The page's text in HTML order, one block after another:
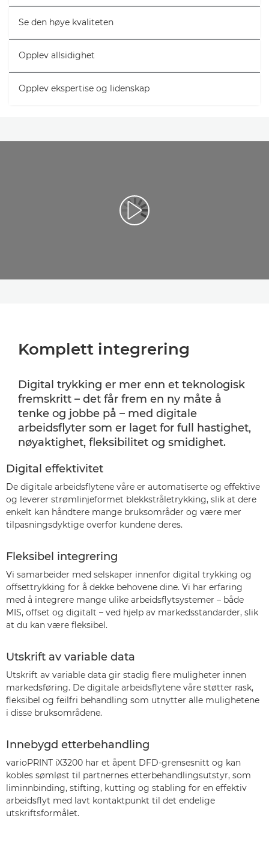
Se den høye kvaliteten
Opplev allsidighet
Opplev ekspertise og lidenskap
Spill av video
Komplett integrering
Digital trykking er mer enn et teknologisk
fremskritt – det får frem en ny måte å
tenke og jobbe på – med digitale
arbeidsflyter som er laget for full hastighet,
nøyaktighet, fleksibilitet og smidighet.
Digital effektivitet
De digitale arbeidsflytene våre er automatiserte og effektive
og leverer strømlinjeformet blekkstråletrykking, slik at dere
enkelt kan håndtere mange bruksområder og være mer
tilpasningsdyktige overfor kundene deres.
Fleksibel integrering
Vi samarbeider med selskaper innenfor digital trykking og
offsettrykking for å dekke behovene dine. Vi har erfaring
med å integrere mange ulike arbeidsflytsystemer – både
MIS, offset og digitalt – ved hjelp av markedsstandarder, slik
at du kan være fleksibel.
Utskrift av variable data
Utskrift av variable data gir stadig flere muligheter innen
markedsføring. De digitale arbeidsflytene våre støtter rask,
fleksibel og feilfri behandling som utnytter alle mulighetene
i disse bruksområdene.
Innebygd etterbehandling
varioPRINT iX3200 har et åpent DFD-grensesnitt og kan
kobles sømløst til partnernes etterbehandlingsutstyr, som
liminnbinding, stifting, kutting og stabling for en effektiv
arbeidsflyt med lavt kontaktpunkt til det endelige
utskriftsformålet.